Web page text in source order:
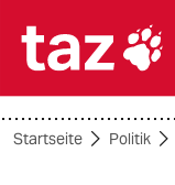

Startseite Politik